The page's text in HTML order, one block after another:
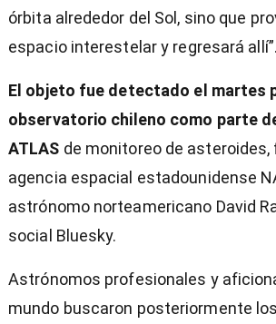
órbita alrededor del Sol, sino que
espacio interestelar y regresará allí”.
El objeto fue detectado el martes
observatorio chileno como parte
ATLAS de monitoreo de asteroides,
agencia espacial estadounidense
astrónomo norteamericano David
social Bluesky.
Astrónomos profesionales y
mundo buscaron posteriormente